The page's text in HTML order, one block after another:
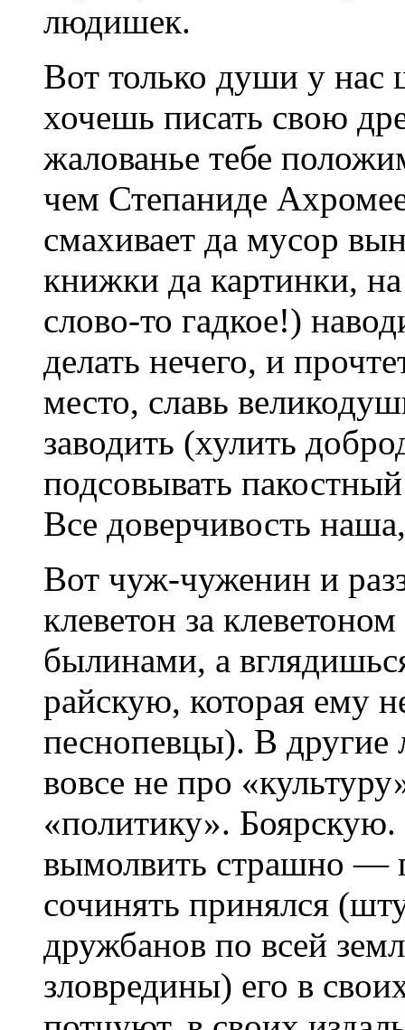
людишек.
Вот только души у нас
хочешь писать свою
жалованье тебе
чем Степаниде
смахивает да мусор
книжки да картинки,
слово-то гадкое!)
делать нечего, и
место, славь
заводить (хулить
подсовывать
Все доверчивость
Вот чуж-чуженин и
клеветон за
былинами, а
райскую, которая ему
песнопевцы). В
вовсе не про
«политику».
вымолвить страшно —
сочинять принялся
дружбанов по всей
зловредины) его в